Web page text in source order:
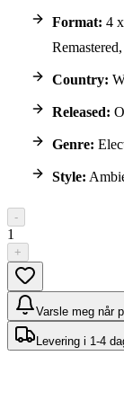
Format: 4
Country:
Released:
Genre:
Style:
-
1
+
Varsle meg når
Levering i 1-4